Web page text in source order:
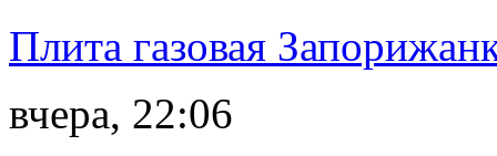
Плита газовая
вчера, 22:06